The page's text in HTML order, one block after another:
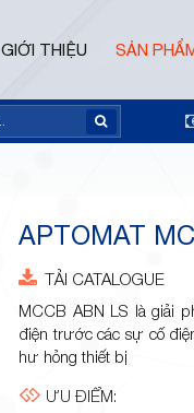
GIỚI THIỆU SẢN
APTOMAT
TẢI CATALOGUE
MCCB ABN LS là giải
điện trước các sự cố
hư hỏng thiết bị
ƯU ĐIỂM: